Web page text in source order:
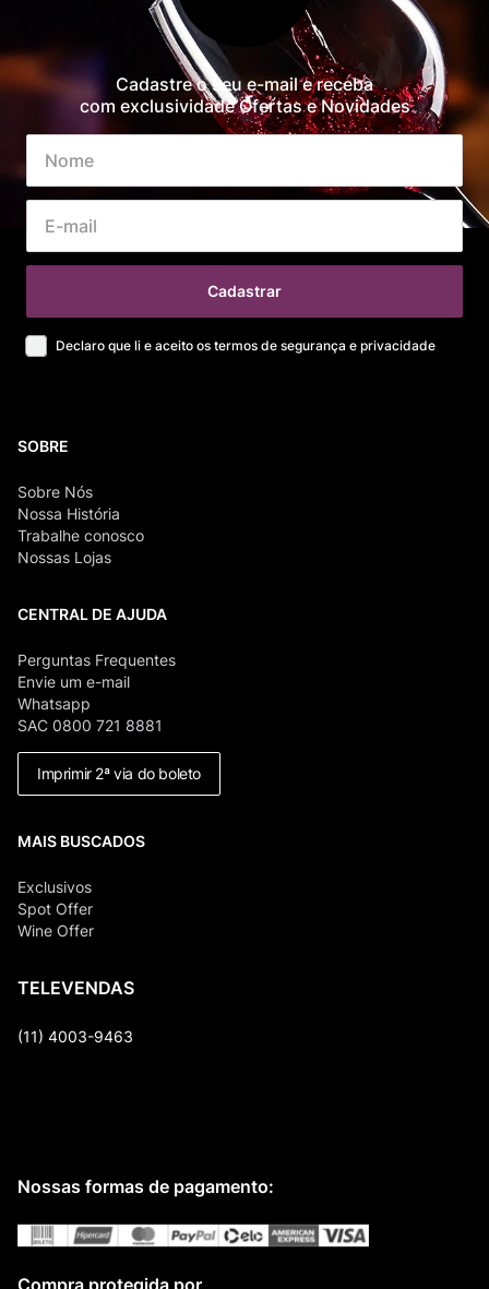
Cadastre o seu e-mail e receba
com exclusividade Ofertas e Novidades
Cadastrar
Declaro que li e aceito os termos de segurança e privacidade
SOBRE
Sobre Nós
Nossa História
Trabalhe conosco
Nossas Lojas
CENTRAL DE AJUDA
Perguntas Frequentes
Envie um e-mail
Whatsapp
SAC 0800 721 8881
Imprimir 2ª via do boleto
MAIS BUSCADOS
Exclusivos
Spot Offer
Wine Offer
TELEVENDAS
(11) 4003-9463
Nossas formas de pagamento:
Compra protegida por